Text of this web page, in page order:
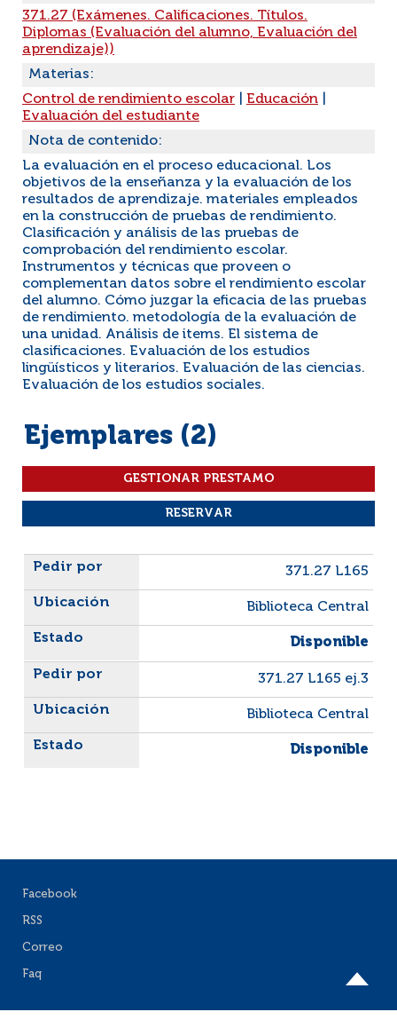
371.27 (Exámenes. Calificaciones. Títulos.
Diplomas (Evaluación del alumno, Evaluación del
aprendizaje))
Materias:
Control de rendimiento escolar
Educación
Evaluación del estudiante
Nota de contenido:
La evaluación en el proceso educacional. Los
objetivos de la enseñanza y la evaluación de los
resultados de aprendizaje. materiales empleados
en la construcción de pruebas de rendimiento.
Clasificación y análisis de las pruebas de
comprobación del rendimiento escolar.
Instrumentos y técnicas que proveen o
complementan datos sobre el rendimiento escolar
del alumno. Cómo juzgar la eficacia de las pruebas
de rendimiento. metodología de la evaluación de
una unidad. Análisis de items. El sistema de
clasificaciones. Evaluación de los estudios
lingüísticos y literarios. Evaluación de las ciencias.
Evaluación de los estudios sociales.
Ejemplares (2)
Liste des exemplaires
371.27 L165
Biblioteca Central
Disponible
371.27 L165 ej.3
Biblioteca Central
Disponible
Facebook
RSS
Correo
Faq